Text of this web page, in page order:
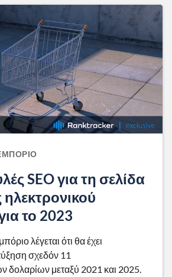
SEO για τη σελίδα
το 2023
λέγεται ότι θα έχει
σχεδόν 11
δολαρίων μεταξύ 2021 και 2025.